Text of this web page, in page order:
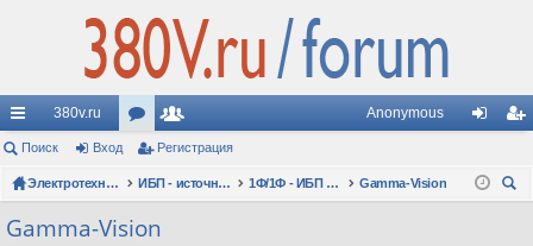
с
ы
лк
380v.ru
ор
ум
ы
ол
ьз
Anonymous
д ис
Поиск Вход Регистрация
Электротехнические форумы ИБП - источники бесперебойного питания 1Ф/1Ф - ИБП N-POWER - однофазные 1-10 кВА - вопросы по моделям
Gamma-Vision
Gamma-Vision